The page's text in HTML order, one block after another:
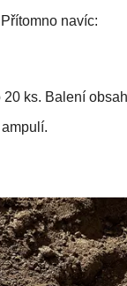
navíc:
ks. Balení